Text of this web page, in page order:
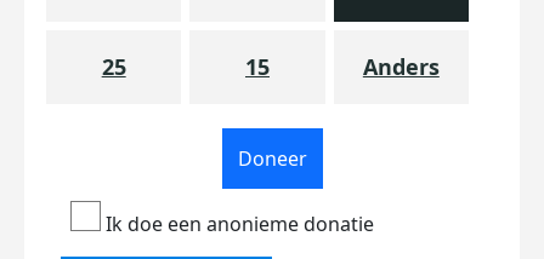
25 15 Anders
Doneer
Ik doe een anonieme donatie